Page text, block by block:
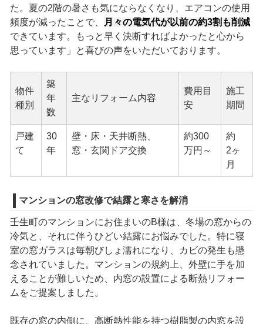
た。夏の2階の暑さも気にならなくなり、エアコンの使用
頻度が減ったことで、
月々の電気代が以前の約3割も削減
できています。もっと早く決断すればよかったと心から
思っています」と喜びの声をいただいております。
物件
種別
築
年
数
主なリフォーム内容
費用目
安
施工
期間
戸建
て
30
年
壁・床・天井断熱、
窓・玄関ドア交換
約300
万円～
約
2ヶ
月
マンションの窓改修で結露と寒さを解消
壬生町のマンションにお住まいのB様は、冬場の窓からの
冷気と、それに伴うひどい結露にお悩みでした。特に寝
室の窓ガラスは毎朝びしょ濡れになり、カビの発生も懸
念されていました。マンションの規約上、外壁に手を加
えることが難しいため、内窓の設置による断熱リフォー
ムをご提案しました。
既存の窓の内側に、高断熱性能を持つ樹脂製の内窓を設